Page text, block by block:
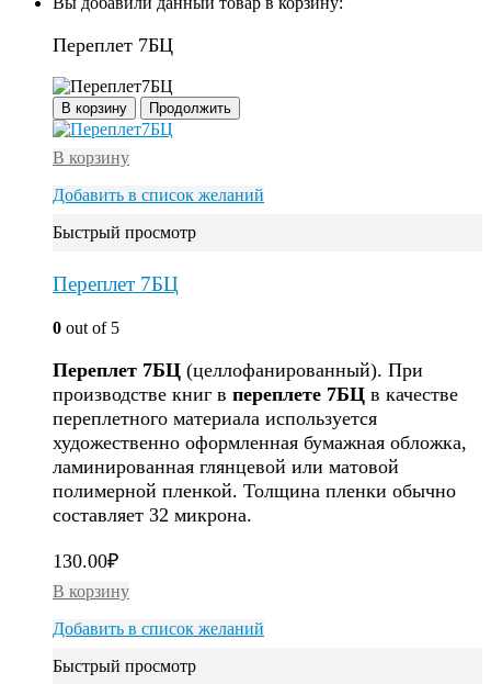
Переплет 7БЦ
В корзину Продолжить
В корзину
Добавить в список желаний
Быстрый просмотр
Переплет 7БЦ
0 out of 5
Переплет 7БЦ (целлофанированный). При
производстве книг в переплете 7БЦ в качестве
переплетного материала используется
художественно оформленная бумажная обложка,
ламинированная глянцевой или матовой
полимерной пленкой. Толщина пленки обычно
составляет 32 микрона.
130.00₽
В корзину
Добавить в список желаний
Быстрый просмотр